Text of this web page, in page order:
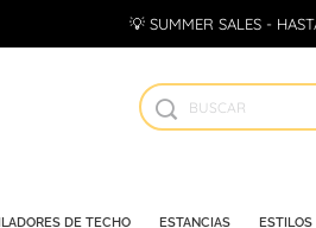
💡 SUMMER SALES -
DE TECHO ESTANCIAS ESTILOS